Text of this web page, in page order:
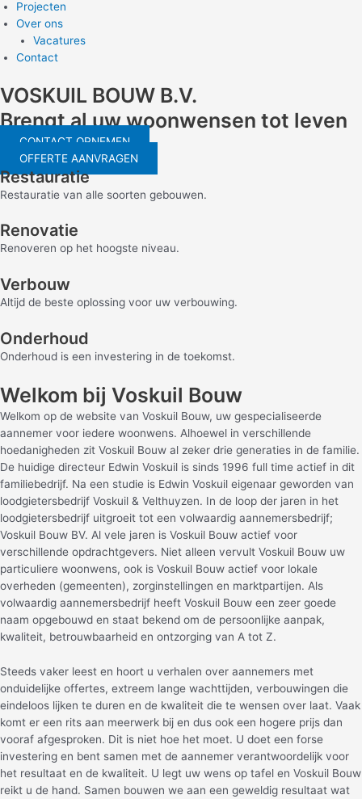
Projecten
Over ons
Vacatures
Contact
VOSKUIL BOUW B.V.
Brengt al uw woonwensen tot leven
CONTACT OPNEMEN
OFFERTE AANVRAGEN
Restauratie
Restauratie van alle soorten gebouwen.
Renovatie
Renoveren op het hoogste niveau.
Verbouw
Altijd de beste oplossing voor uw verbouwing.
Onderhoud
Onderhoud is een investering in de toekomst.
Welkom bij Voskuil Bouw
Welkom op de website van Voskuil Bouw, uw gespecialiseerde
aannemer voor iedere woonwens. Alhoewel in verschillende
hoedanigheden zit Voskuil Bouw al zeker drie generaties in de familie.
De huidige directeur Edwin Voskuil is sinds 1996 full time actief in dit
familiebedrijf. Na een studie is Edwin Voskuil eigenaar geworden van
loodgietersbedrijf Voskuil & Velthuyzen. In de loop der jaren in het
loodgietersbedrijf uitgroeit tot een volwaardig aannemersbedrijf;
Voskuil Bouw BV. Al vele jaren is Voskuil Bouw actief voor
verschillende opdrachtgevers. Niet alleen vervult Voskuil Bouw uw
particuliere woonwens, ook is Voskuil Bouw actief voor lokale
overheden (gemeenten), zorginstellingen en marktpartijen. Als
volwaardig aannemersbedrijf heeft Voskuil Bouw een zeer goede
naam opgebouwd en staat bekend om de persoonlijke aanpak,
kwaliteit, betrouwbaarheid en ontzorging van A tot Z.
Steeds vaker leest en hoort u verhalen over aannemers met
onduidelijke offertes, extreem lange wachttijden, verbouwingen die
eindeloos lijken te duren en de kwaliteit die te wensen over laat. Vaak
komt er een rits aan meerwerk bij en dus ook een hogere prijs dan
vooraf afgesproken. Dit is niet hoe het moet. U doet een forse
investering en bent samen met de aannemer verantwoordelijk voor
het resultaat en de kwaliteit. U legt uw wens op tafel en Voskuil Bouw
reikt u de hand. Samen bouwen we aan een geweldig resultaat wat